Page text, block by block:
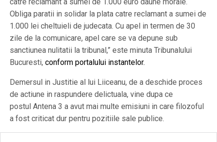
catre reclamant a sumei de 1.000 euro daune morale.
Obliga paratii in solidar la plata catre reclamant a sumei de
1.000 lei cheltuieli de judecata. Cu apel in termen de 30
zile de la comunicare, apel care se va depune sub
sanctiunea nulitatii la tribunal,” este minuta Tribunalului
Bucuresti, conform portalului instantelor.
Demersul in Justitie al lui Liiceanu, de a deschide proces
de actiune in raspundere delictuala, vine dupa ce
postul Antena 3 a avut mai multe emisiuni in care filozoful
a fost criticat dur pentru pozitiile sale publice.